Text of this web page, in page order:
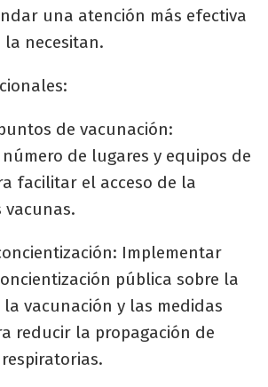
una atención más efectiva
necesitan.
de vacunación:
de lugares y equipos de
facilitar el acceso de la
vacunas.
Implementar
pública sobre la
vacunación y las medidas
reducir la propagación de